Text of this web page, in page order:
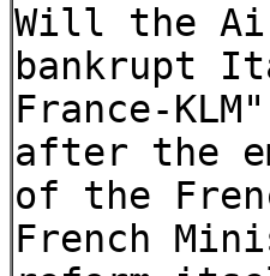
Will the
bankrupt
France-
after the
of the
French